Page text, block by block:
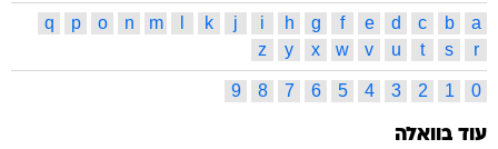
a
b
c
d
e
f
g
h
i
j
k
m
n
o
p
q
r
s
t
u
v
w
x
y
z
0
1
2
3
4
5
6
7
8
9
עוד בוואלה